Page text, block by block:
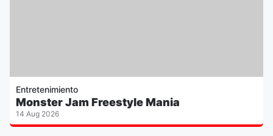
Entretenimiento
Monster Jam Freestyle Mania
14 Aug 2026